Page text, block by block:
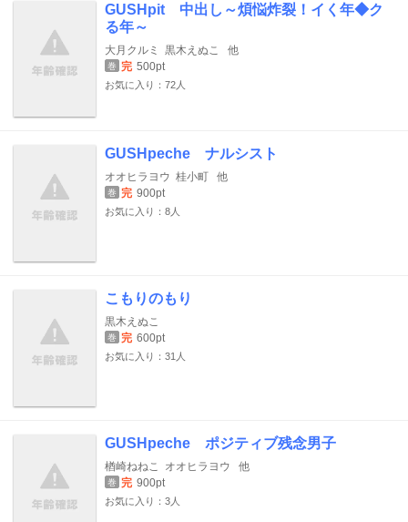
GUSHpit 中出し～煩悩炸裂！イく年◆ク
る年～
大月クルミ 黒木えぬこ 他
巻 完 500pt
お気に入り：72人
GUSHpeche ナルシスト
オオヒラヨウ 桂小町 他
巻 完 900pt
お気に入り：8人
こもりのもり
黒木えぬこ
巻 完 600pt
お気に入り：31人
GUSHpeche ポジティブ残念男子
楢崎ねねこ オオヒラヨウ 他
巻 完 900pt
お気に入り：3人